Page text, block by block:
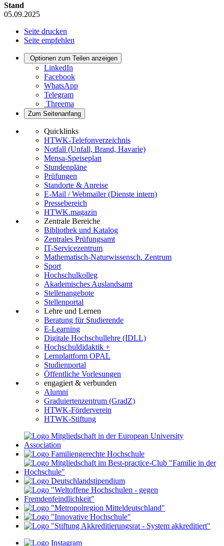
Stand
05.09.2025
Seite drucken
Seite empfehlen
Optionen zum Teilen anzeigen
LinkedIn
Facebook
WhatsApp
Telegram
Threema
Zum Seitenanfang
Quicklinks
HTWK-Telefonverzeichnis
Notfall (Unfall, Brand, Havarie)
Mensa-Speiseplan
Stundenpläne
Prüfungen
Standorte & Anreise
E-Mail / Webmailer (Dienste intern)
Pressebereich
HTWK.magazin
Zentrale Bereiche
Bibliothek und Katalog
Zentrales Prüfungsamt
IT-Servicezentrum
Mathematisch-Naturwissensch. Zentrum
Sport
Hochschulkolleg
Akademisches Auslandsamt
Stellenangebote
Stellenportal
Lehre und Lernen
Beratung für Studierende
E-Learning
Digitale Hochschullehre (IDLL)
Hochschuldidaktik +
Lernplattform OPAL
Studienportal
Öffentliche Vorlesungen
engagiert & verbunden
Alumni
Graduiertenzentrum (GradZ)
HTWK-Förderverein
HTWK-Stiftung